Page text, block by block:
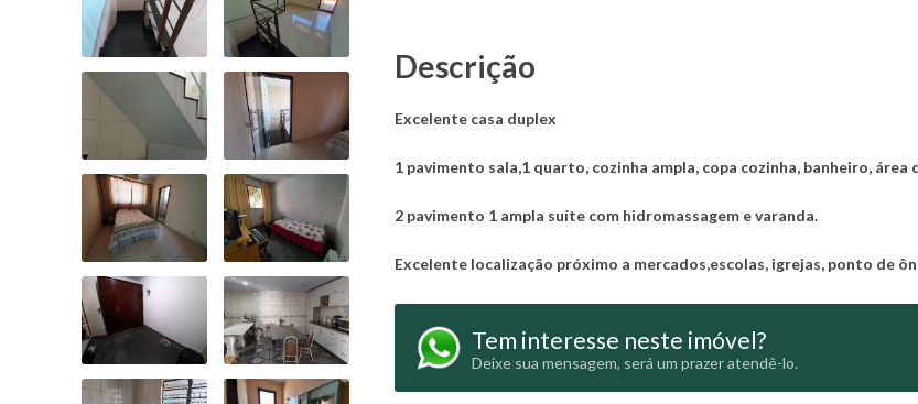
Descrição
Excelente casa duplex
1 pavimento sala,1 quarto, cozinha ampla, copa cozinha, banheiro, área
2 pavimento 1 ampla suíte com hidromassagem e varanda.
Excelente localização próximo a mercados,escolas, igrejas, ponto de
Tem interesse neste imóvel?
Deixe sua mensagem, será um prazer atendê-lo.